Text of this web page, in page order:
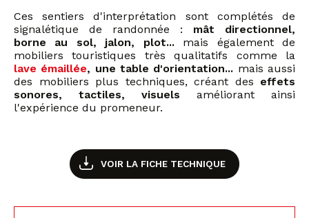
Ces sentiers d'interprétation sont complétés de
signalétique de randonnée : mât directionnel,
borne au sol, jalon, plot...mais également de
mobiliers touristiques très qualitatifs comme la
lave émaillée, une table d'orientation... mais aussi
des mobiliers plus techniques, créant des effets
sonores, tactiles, visuels améliorant ainsi
l'expérience du promeneur.
VOIR LA FICHE TECHNIQUE